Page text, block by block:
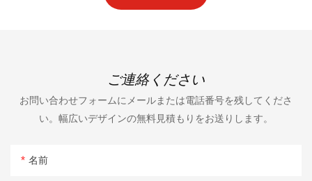
ご連絡ください
お問い合わせフォームにメールまたは電話番号を残してくださ
い。幅広いデザインの無料見積もりをお送りします。
名前